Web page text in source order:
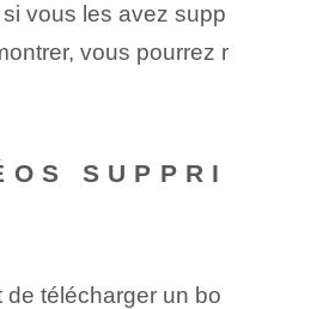
vous les avez supp
vous pourrez r
SUPPRI
de télécharger un bo